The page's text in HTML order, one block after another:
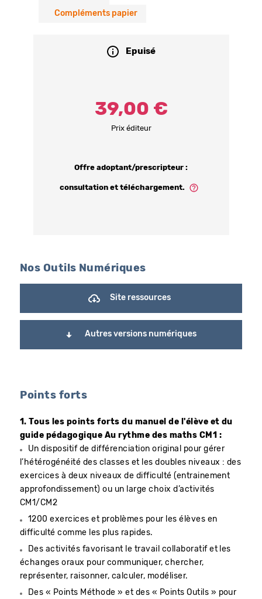
Compléments papier
Epuisé
Prix éditeur
39,00 €
Offre adoptant/prescripteur :
consultation et téléchargement.
Nos Outils Numériques
Site ressources
Autres versions numériques
Points forts
1. Tous les points forts du manuel de l'élève et du
guide pédagogique Au rythme des maths CM1 :
Un dispositif de différenciation original pour gérer
l’hétérogénéité des classes et les doubles niveaux : des
exercices à deux niveaux de difficulté (entrainement
approfondissement) ou un large choix d’activités
CM1/CM2
1200 exercices et problèmes pour les élèves en
difficulté comme les plus rapides.
Des activités favorisant le travail collaboratif et les
échanges oraux pour communiquer, chercher,
représenter, raisonner, calculer, modéliser.
Des « Points Méthode » et des « Points Outils » pour